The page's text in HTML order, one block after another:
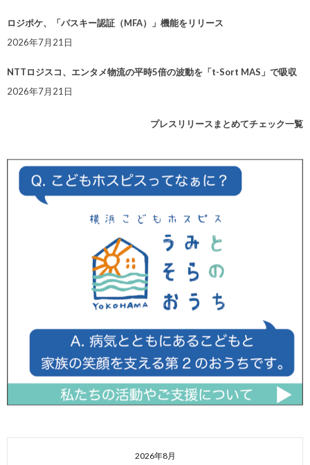
ロジポケ、「パスキー認証（MFA）」機能をリリース
2026年7月21日
NTTロジスコ、エンタメ物流の平時5倍の波動を「t-Sort MAS」で吸収
2026年7月21日
プレスリリースまとめてチェック一覧
2026年8月